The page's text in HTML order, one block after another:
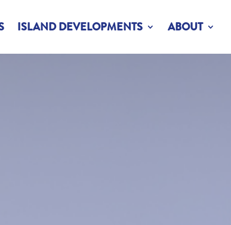
ISLAND DEVELOPMENTS ABOUT